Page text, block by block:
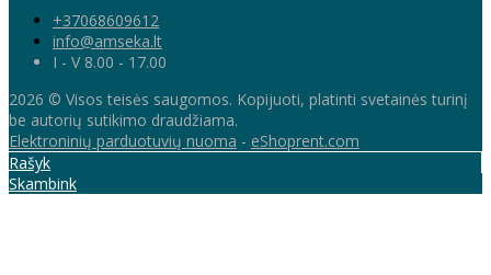
+37068609612
info@amseka.lt
I - V 8.00 - 17.00
2026 © Visos teisės saugomos. Kopijuoti, platinti svetainės turinį
be autorių sutikimo draudžiama.
Elektroninių parduotuvių nuoma - eShoprent.com
Rašyk
Skambink